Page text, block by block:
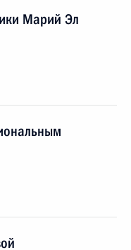
Марий Эл